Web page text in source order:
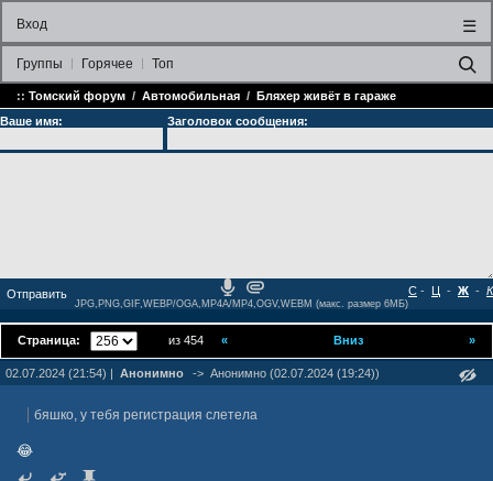
Вход ☰
Группы Горячее Топ
:: Томский форум / Автомобильная / Бляxep живёт в гараже
Ваше имя:
Заголовок сообщения:
- Ц - Ж - К
С
JPG,PNG,GIF,WEBP/OGA,MP4A/MP4,OGV,WEBM (макс. размер 6МБ)
Страница: из 454 »
« Вниз
02.07.2024 (21:54) | Анонимно -> Анонимно (02.07.2024 (19:24))
бяшко, у тебя регистрация слетела
😂